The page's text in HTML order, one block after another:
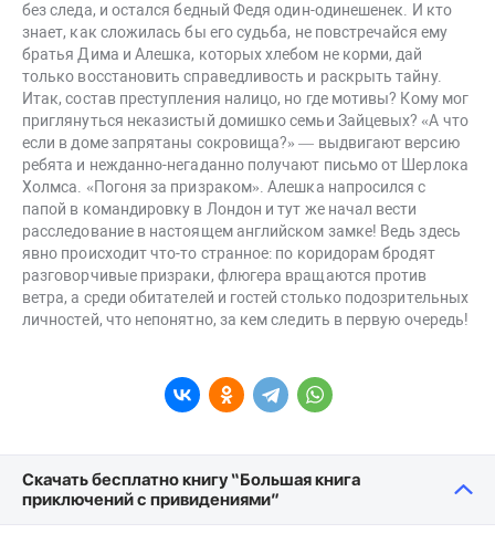
без следа, и остался бедный Федя один-одинешенек. И кто
знает, как сложилась бы его судьба, не повстречайся ему
братья Дима и Алешка, которых хлебом не корми, дай
только восстановить справедливость и раскрыть тайну.
Итак, состав преступления налицо, но где мотивы? Кому мог
приглянуться неказистый домишко семьи Зайцевых? «А что
если в доме запрятаны сокровища?» — выдвигают версию
ребята и нежданно-негаданно получают письмо от Шерлока
Холмса. «Погоня за призраком». Алешка напросился с
папой в командировку в Лондон и тут же начал вести
расследование в настоящем английском замке! Ведь здесь
явно происходит что-то странное: по коридорам бродят
разговорчивые призраки, флюгера вращаются против
ветра, а среди обитателей и гостей столько подозрительных
личностей, что непонятно, за кем следить в первую очередь!
Скачать бесплатно книгу “Большая книга
приключений с привидениями”